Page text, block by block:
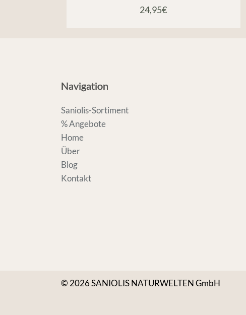
mit
5.00
24,95€
Navigation
Saniolis-Sortiment
% Angebote
Home
Über
Blog
Kontakt
© 2026 SANIOLIS NATURWELTEN GmbH